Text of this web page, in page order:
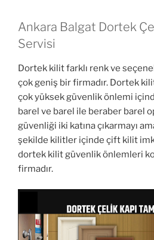
Ankara Balgat Dortek
Servisi
Dortek kilit farklı renk ve
çok geniş bir firmadır. Dortek
çok yüksek güvenlik önlemi
barel ve barel ile beraber barel
güvenliği iki katına çıkarmayı
şekilde kilitler içinde çift kilit
dortek kilit güvenlik önlemleri
firmadır.